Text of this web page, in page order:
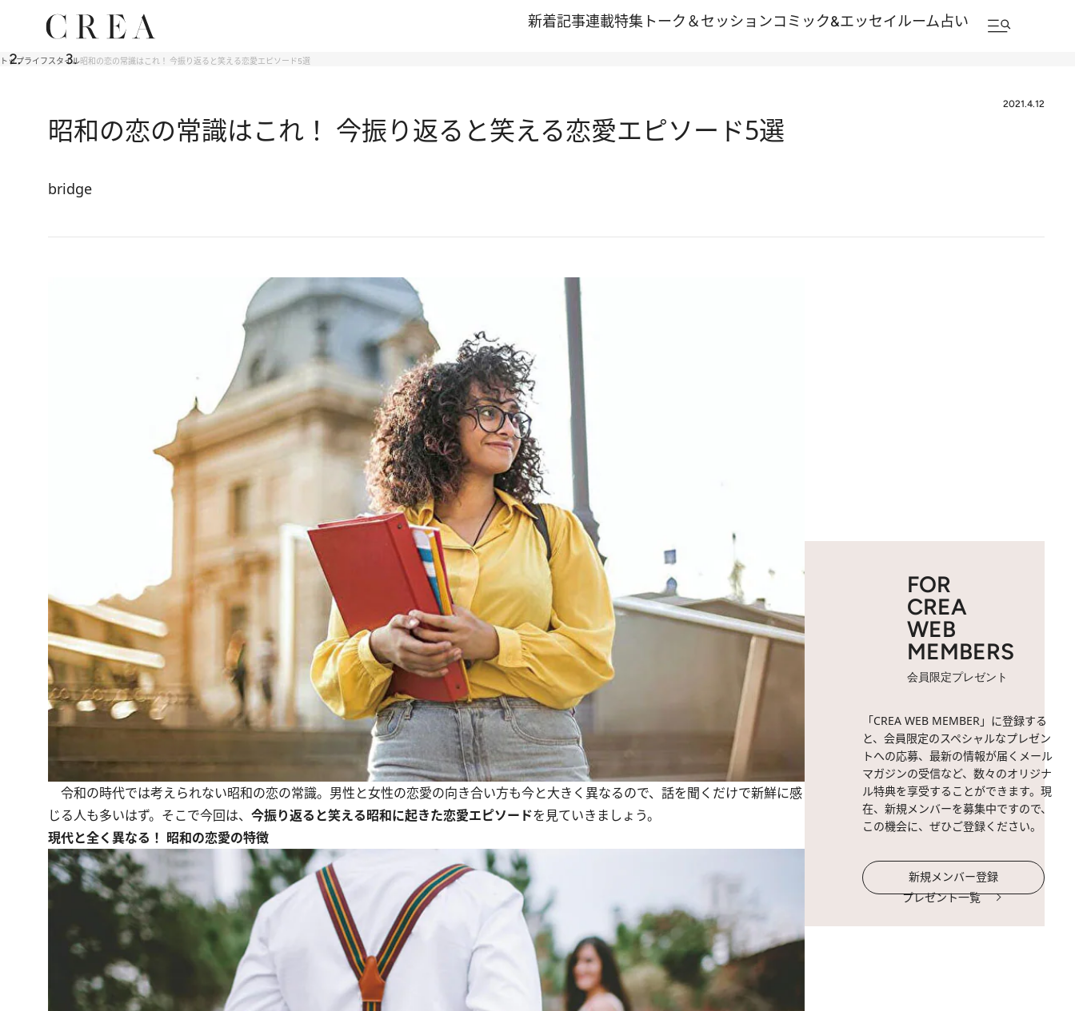
新着記事連載特集 トーク＆セッションコミック&エッセイルーム占い
トップライフスタイル昭和の恋の常識はこれ！ 今振り返ると笑える恋愛エピソード5選
2021.4.12
昭和の恋の常識はこれ！ 今振り返ると笑える恋愛エピソード5選
bridge
令和の時代では考えられない昭和の恋の常識。男性と女性の恋愛の向き合い方も今と大きく異なるので、話を聞くだけで新鮮に感
じる人も多いはず。そこで今回は、 今振り返ると笑える昭和に起きた恋愛エピソードを見ていきましょう。
現代と全く異なる！ 昭和の恋愛の特徴
FOR
CREA
WEB
MEMBERS
会員限定プレゼント
「CREA WEB MEMBER」に登録する
と、会員限定のスペシャルなプレゼン
トへの応募、最新の情報が届くメール
マガジンの受信など、数々のオリジナ
ル特典を享受することができます。現
在、新規メンバーを募集中ですので、
この機会に、ぜひご登録ください。
新規メンバー登録
プレゼント一覧